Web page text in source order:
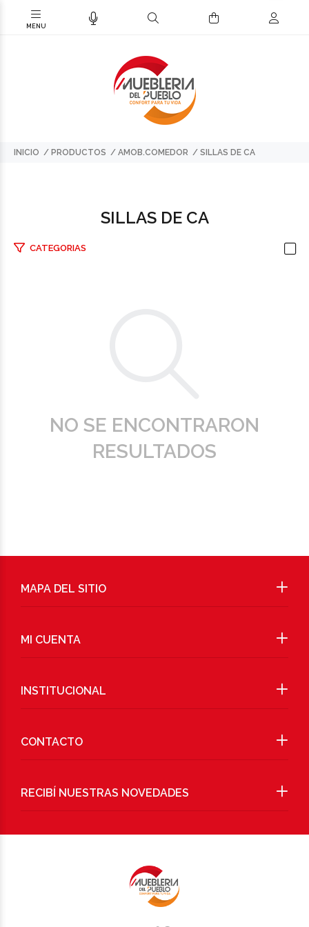
INICIO PRODUCTOS AMOB.COMEDOR SILLAS DE CA
SILLAS DE CA
CATEGORIAS
NO SE ENCONTRARON
RESULTADOS
RECIBÍ NUESTRAS NOVEDADES
MAPA DEL SITIO
MI CUENTA
INSTITUCIONAL
CONTACTO